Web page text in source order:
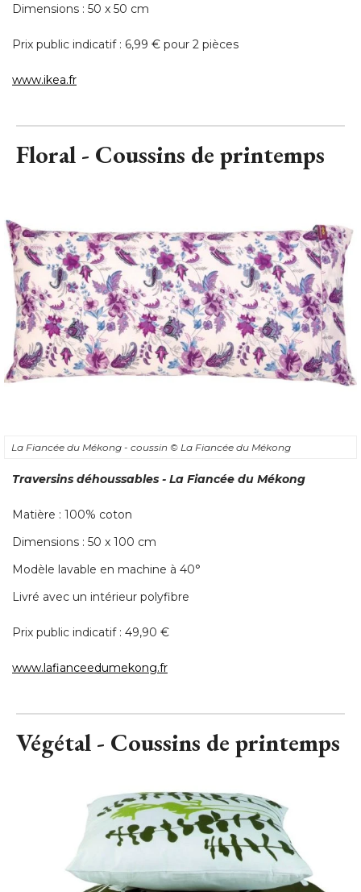
Dimensions : 50 x 50 cm
Prix public indicatif : 6,99 € pour 2 pièces
www.ikea.fr
Floral - Coussins de printemps
La Fiancée du Mékong - coussin © La Fiancée du Mékong
Traversins déhoussables - La Fiancée du Mékong
Matière : 100% coton
Dimensions : 50 x 100 cm
Modèle lavable en machine à 40°
Livré avec un intérieur polyfibre
Prix public indicatif : 49,90 €
www.lafianceedumekong.fr
Végétal - Coussins de printemps